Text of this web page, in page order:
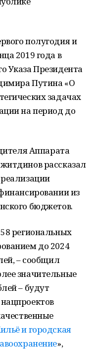
полугодия и
2019 года в
Указа Президента
Путина «О
задачах
на период до
Аппарата
рассказал
из
бюджетов.
региональных
до 2024
– сообщил
значительные
– будут
и городская
»,